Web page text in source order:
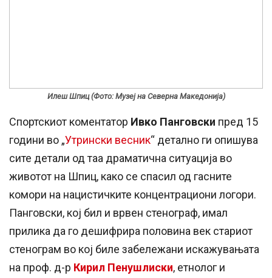
Илеш Шпиц (Фото: Музеј на Северна Македонија)
Спортскиот коментатор Ивко Панговски пред 15
години во „Утрински весник“ детално ги опишува
сите детали од таа драматична ситуација во
животот на Шпиц, како се спасил од гасните
комори на нацистичките концентрациони логори.
Панговски, кој бил и врвен стенограф, имал
прилика да го дешифрира половина век стариот
стенограм во кој биле забележани искажувањата
на проф. д-р Кирил Пенушлиски, етнолог и